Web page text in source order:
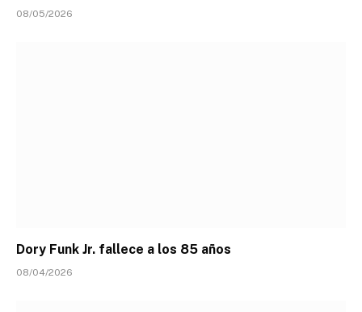
08/05/2026
Dory Funk Jr. fallece a los 85 años
08/04/2026